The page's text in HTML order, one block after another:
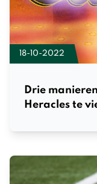
18-10-2022
Drie
Heracles te